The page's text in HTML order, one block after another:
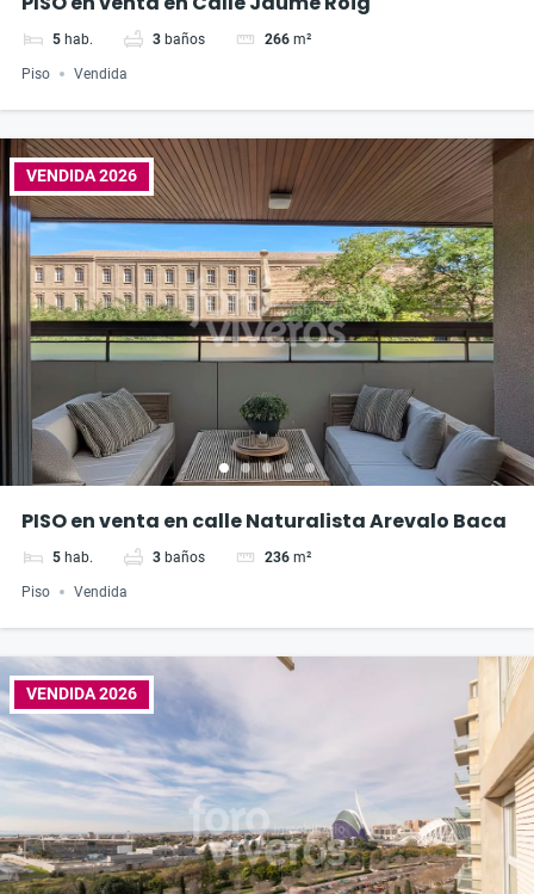
5 hab. 3 baños 266 m²
Piso Vendida
VENDIDA 2026
PISO en venta en calle Naturalista Arevalo Baca
5 hab. 3 baños 236 m²
Piso Vendida
VENDIDA 2026